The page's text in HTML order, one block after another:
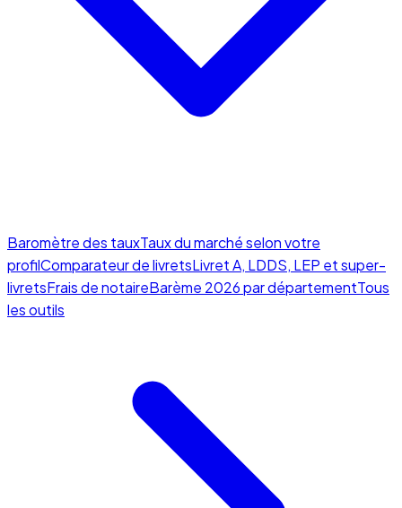
Baromètre des tauxTaux du marché selon votre
profilComparateur de livretsLivret A, LDDS, LEP et super-
livretsFrais de notaireBarème 2026 par départementTous
les outils